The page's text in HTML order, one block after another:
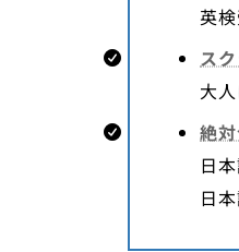
英
ス
大
絶
日
日